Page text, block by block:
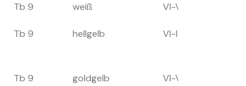
Tb 9 weiß VI-VII
Tb 9 hellgelb VI-IX
Tb 9 goldgelb VI-VIII